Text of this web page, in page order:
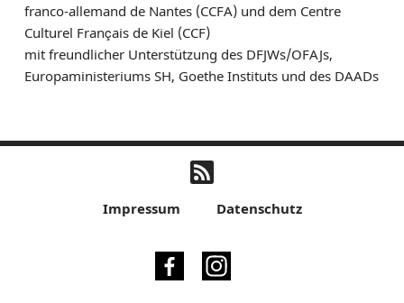
franco-allemand de Nantes (CCFA) und dem Centre
Culturel Français de Kiel (CCF)
mit freundlicher Unterstützung des DFJWs/OFAJs,
Europaministeriums SH, Goethe Instituts und des DAADs
Impressum Datenschutz